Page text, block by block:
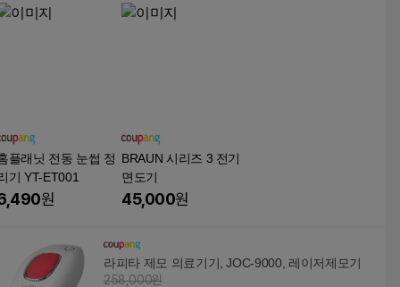
플래닛 전동 눈썹 정
기 YT-ET001
원
BRAUN 시리즈 3 전기
면도기
45,000원
라피타 제모 의료기기, JOC-9000, 레이저제모기
258,000원